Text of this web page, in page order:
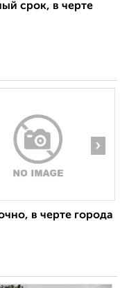
срок, в черте
›
в черте города